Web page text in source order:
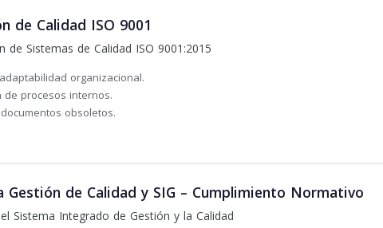
de Calidad ISO 9001
Sistemas de Calidad ISO 9001:2015
organizacional.
de procesos internos.
obsoletos.
Gestión de Calidad y SIG – Cumplimiento Normativo
Sistema Integrado de Gestión y la Calidad